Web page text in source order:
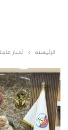
الرئيسية أخبار